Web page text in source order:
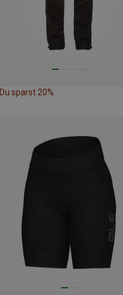
Du sparst 20%